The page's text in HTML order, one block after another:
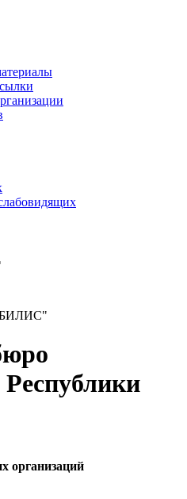
организаций